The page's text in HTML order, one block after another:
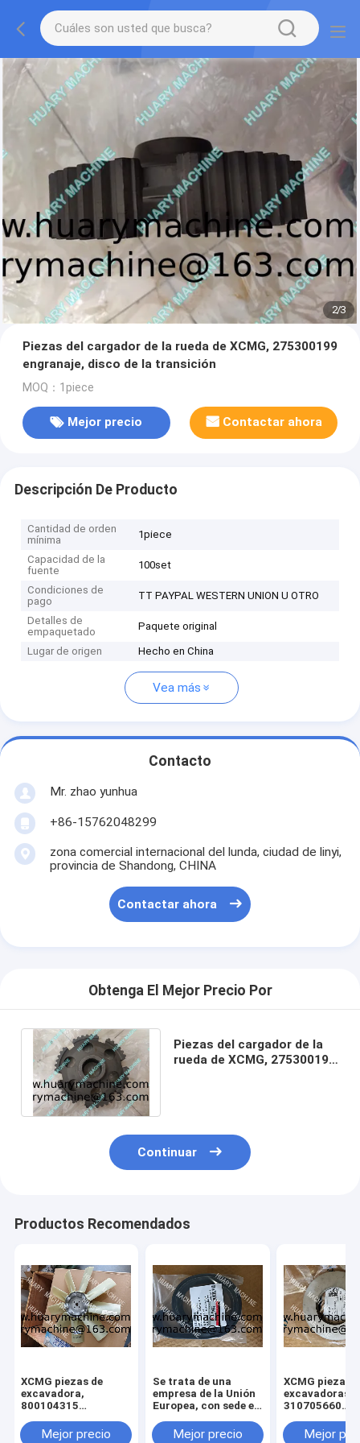
2/3
Piezas del cargador de la rueda de XCMG, 275300199
engranaje, disco de la transición
MOQ：1piece
Mejor precio Contactar ahora
Descripción De Producto
Cantidad de orden
mínima
1piece
Capacidad de la
fuente
100set
Condiciones de
pago
TT PAYPAL WESTERN UNION U OTRO
Detalles de
empaquetado
Paquete original
Lugar de origen Hecho en China
Vea más
Contacto
Mr. zhao yunhua
+86-15762048299
zona comercial internacional del lunda, ciudad de linyi,
provincia de Shandong, CHINA
Contactar ahora
Obtenga El Mejor Precio Por
Piezas del cargador de la
rueda de XCMG, 275300199
Continuar
Productos Recomendados
XCMG piezas de
excavadora,
800104315
xcmg xe 130 xe 150
Mejor precio
Se trata de una
empresa de la Unión
Europea, con sede en
Mejor precio
XCMG piezas
excavadoras,
310705660
3299000666
Mejor